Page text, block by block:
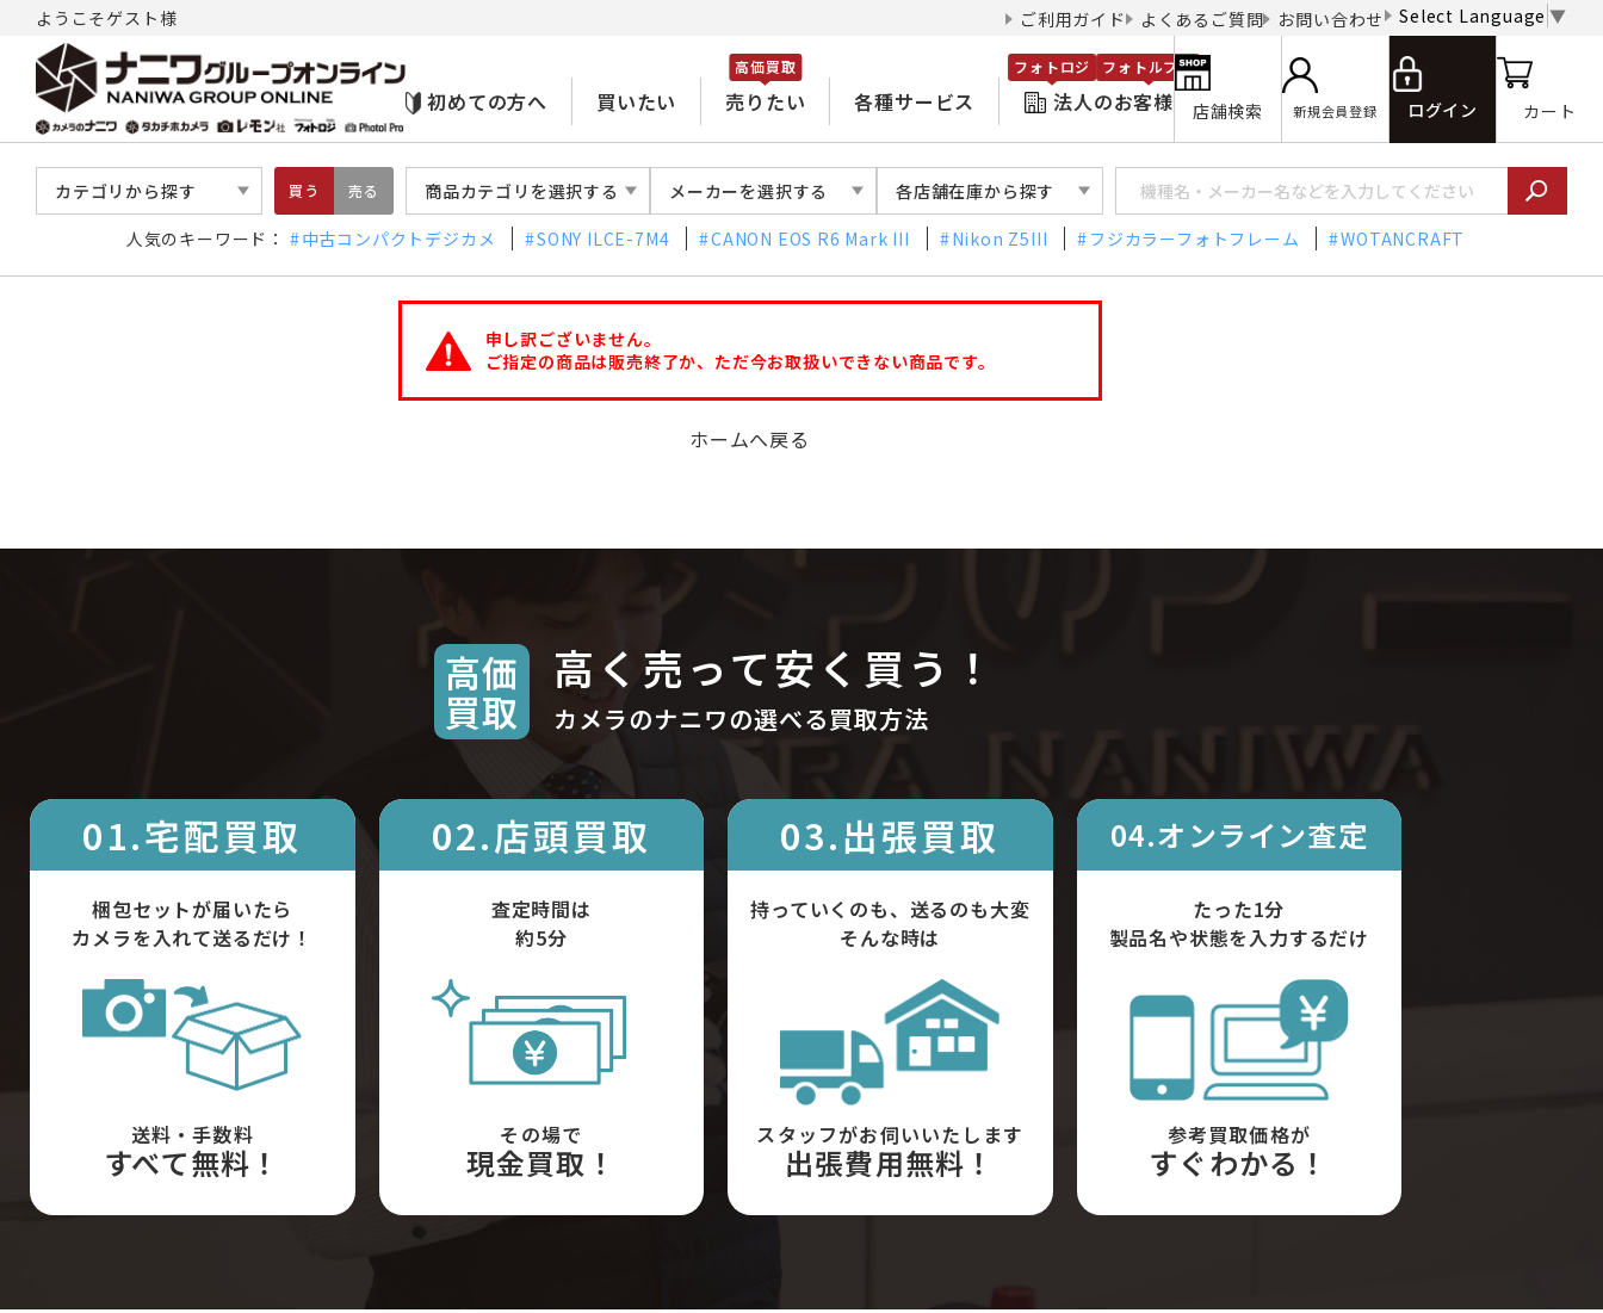
ようこそゲスト様 ご利用ガイド よくあるご質問 お問い合わせ Select Language ▼
初めての方へ 買いたい 売りたい
高価買取
各種サービス 法人のお客様
フォトロジ フォトルプロ
店舗検索 新規会員登録 ログイン カート
カテゴリから探す 買う 売る 商品カテゴリを選択する メーカーを選択する 各店舗在庫から探す
人気のキーワード： 中古コンパクトデジカメ SONY ILCE-7M4 CANON EOS R6 Mark III Nikon Z5III フジカラーフォトフレーム WOTANCRAFT
申し訳ございません。
ご指定の商品は販売終了か、ただ今お取扱いできない商品です。
ホームへ戻る
高価
買取
高く売って安く買う！
カメラのナニワの選べる買取方法
01.宅配買取
梱包セットが届いたら
カメラを入れて送るだけ！
送料・手数料
すべて無料！
02.店頭買取
査定時間は
約5分
その場で
現金買取！
03.出張買取
持っていくのも、送るのも大変
そんな時は
スタッフがお伺いいたします
出張費用無料！
04.オンライン査定
たった1分
製品名や状態を入力するだけ
参考買取価格が
すぐわかる！